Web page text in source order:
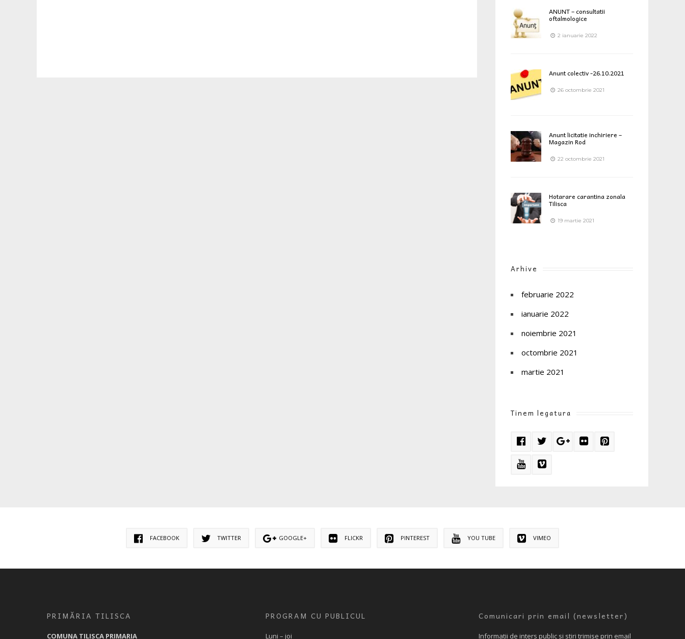
ANUNT – consultatii
oftalmologice
2 ianuarie 2022
Anunt colectiv -26.10.2021
26 octombrie 2021
Anunt licitatie inchiriere –
Magazin Rod
22 octombrie 2021
Hotarare carantina zonala
Tilisca
19 martie 2021
Arhive
februarie 2022
ianuarie 2022
noiembrie 2021
octombrie 2021
martie 2021
Tinem legatura
FACEBOOK TWITTER GOOGLE+ FLICKR PINTEREST YOU TUBE VIMEO
PRIMĂRIA TILISCA
COMUNA TILISCA PRIMARIA
PROGRAM CU PUBLICUL
Luni – joi
Comunicari prin email (newsletter)
Informatii de inters public si stiri trimise prin email